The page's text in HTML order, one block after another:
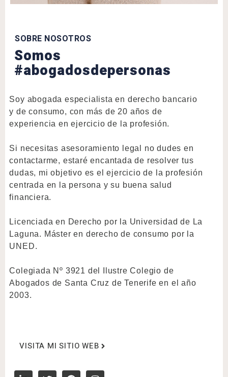
SOBRE NOSOTROS
Somos
#abogadosdepersonas
Soy abogada especialista en derecho bancario
y de consumo, con más de 20 años de
experiencia en ejercicio de la profesión.
Si necesitas asesoramiento legal no dudes en
contactarme, estaré encantada de resolver tus
dudas, mi objetivo es el ejercicio de la profesión
centrada en la persona y su buena salud
financiera.
Licenciada en Derecho por la Universidad de La
Laguna. Máster en derecho de consumo por la
UNED.
Colegiada Nº 3921 del Ilustre Colegio de
Abogados de Santa Cruz de Tenerife en el año
2003.
VISITA MI SITIO WEB